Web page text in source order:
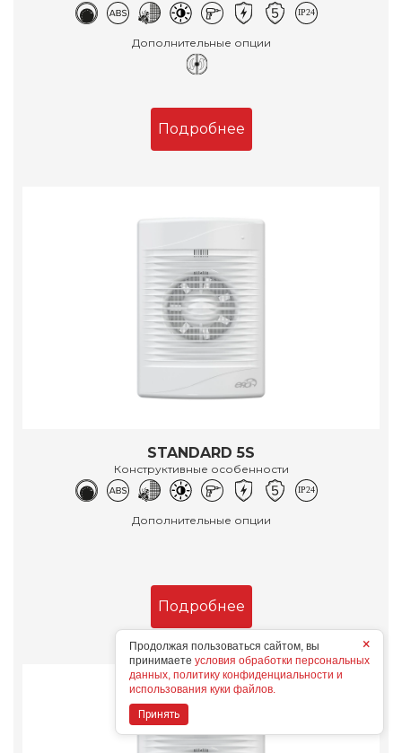
Дополнительные опции
Подробнее
STANDARD 5S
Конструктивные особенности
Дополнительные опции
Подробнее
×
Продолжая пользоваться сайтом, вы
принимаете условия обработки персональных
данных, политику конфиденциальности и
использования куки файлов.
Принять